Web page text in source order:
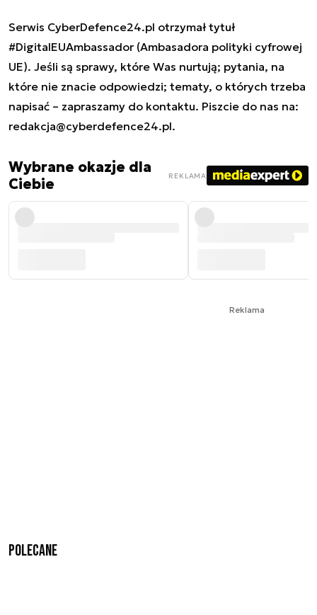
Serwis CyberDefence24.pl otrzymał tytuł
#DigitalEUAmbassador (Ambasadora polityki cyfrowej
UE). Jeśli są sprawy, które Was nurtują; pytania, na
które nie znacie odpowiedzi; tematy, o których trzeba
napisać – zapraszamy do kontaktu. Piszcie do nas na:
redakcja@cyberdefence24.pl.
Wybrane okazje dla
Ciebie
REKLAMA
Reklama
Polecane